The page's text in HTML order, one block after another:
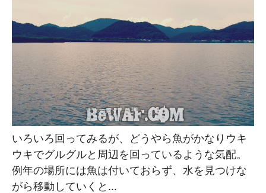
いろいろ回ってみるが、どうやら魚がかなりウキ
ウキでグルグルと周辺を回っているような気配。
例年の場所には魚は付いておらず、水を見つけな
がら移動していくと…